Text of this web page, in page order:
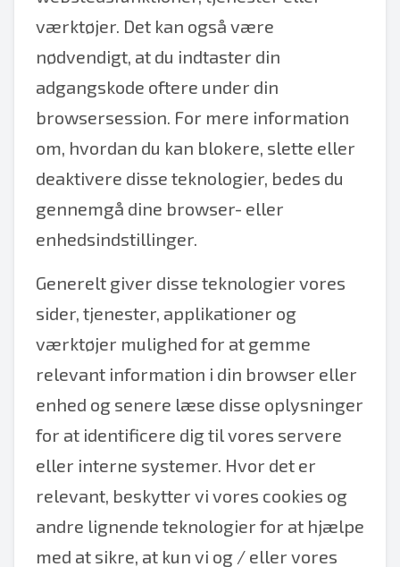
værktøjer. Det kan også være
nødvendigt, at du indtaster din
adgangskode oftere under din
browsersession. For mere information
om, hvordan du kan blokere, slette eller
deaktivere disse teknologier, bedes du
gennemgå dine browser- eller
enhedsindstillinger.
Generelt giver disse teknologier vores
sider, tjenester, applikationer og
værktøjer mulighed for at gemme
relevant information i din browser eller
enhed og senere læse disse oplysninger
for at identificere dig til vores servere
eller interne systemer. Hvor det er
relevant, beskytter vi vores cookies og
andre lignende teknologier for at hjælpe
med at sikre, at kun vi og / eller vores